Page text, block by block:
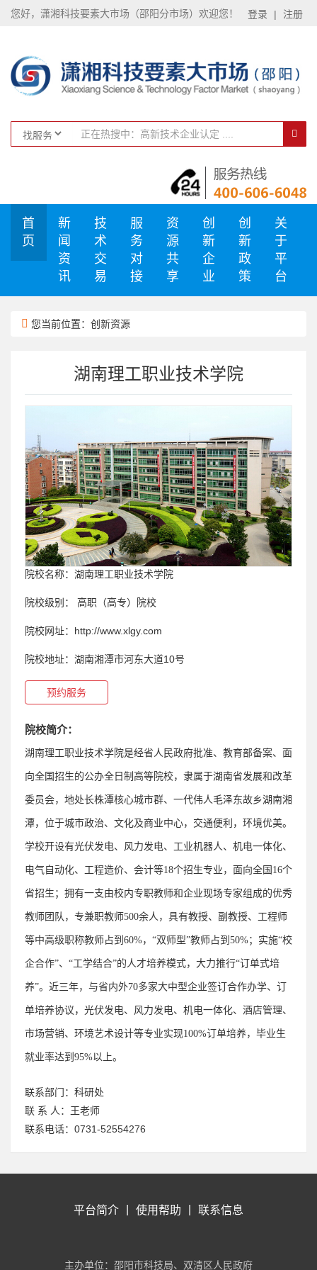
您好，潇湘科技要素大市场（邵阳分市场）欢迎您！ 登录 | 注册
首
页
新
闻
资
讯
技
术
交
易
服
务
对
接
资
源
共
享
创
新
企
业
创
新
政
策
关
于
平
台
您当前位置：创新资源
湖南理工职业技术学院
院校名称： 湖南理工职业技术学院
院校级别： 高职（高专）院校
院校网址： http://www.xlgy.com
院校地址： 湖南湘潭市河东大道10号
预约服务
院校简介：
湖南理工职业技术学院是经省人民政府批准、教育部备案、面
向全国招生的公办全日制高等院校，隶属于湖南省发展和改革
委员会，地处长株潭核心城市群、一代伟人毛泽东故乡湖南湘
潭，位于城市政治、文化及商业中心，交通便利，环境优美。
学校开设有光伏发电、风力发电、工业机器人、机电一体化、
电气自动化、工程造价、会计等18个招生专业，面向全国 16个
省招生；拥有一支由校内专职教师和企业现场专家组成的优秀
教师团队，专兼职教师500余人，具有教授、副教授、工程师
等中高级职称教师占到 60%，“双师型”教师占到 50%；实施“校
企合作”、“工学结合”的人才培养模式，大力推行“订单式培
养”。近三年，与省内外70多家大中型企业签订合作办学、订
单培养协议，光伏发电、风力发电、机电一体化、酒店管理、
市场营销、环境艺术设计等专业实现100%订单培养，毕业生
就业率达到 95%以上。
联系部门： 科研处
联 系 人： 王老师
联系电话： 0731-52554276
平台简介 使用帮助 联系信息
主办单位：邵阳市科技局、双清区人民政府